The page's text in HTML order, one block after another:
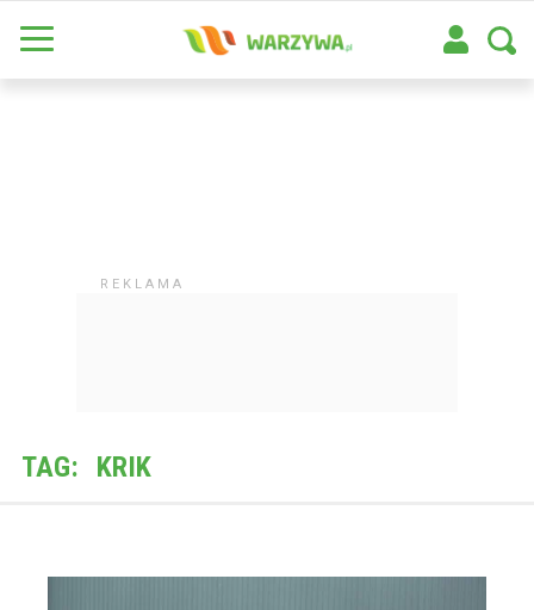
TAG: KRIK